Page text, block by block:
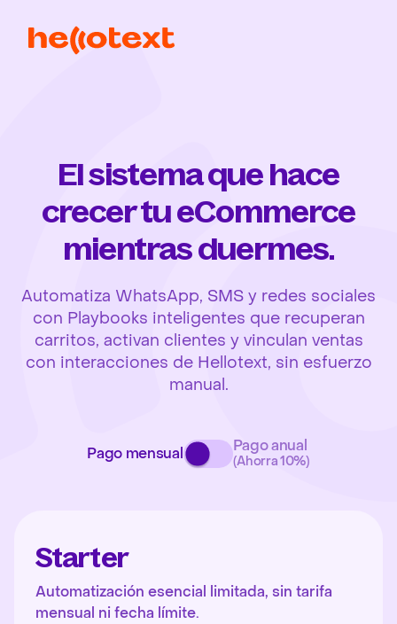
El sistema que hace
crecer tu eCommerce
mientras duermes.
Automatiza WhatsApp, SMS y redes sociales
con Playbooks inteligentes que recuperan
carritos, activan clientes y vinculan ventas
con interacciones de Hellotext, sin esfuerzo
manual.
Pago mensual Pago anual
(Ahorra 10%)
Starter
Automatización esencial limitada, sin tarifa
mensual ni fecha límite.